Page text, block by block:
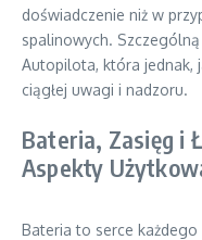
doświadczenie niż w
spalinowych.
Autopilota, która jednak,
ciągłej uwagi i nadzoru.
Bateria, Zasięg i
Aspekty
Bateria to serce